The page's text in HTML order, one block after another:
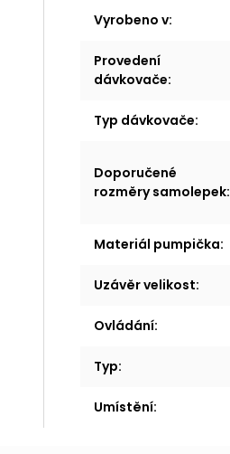
Vyrobeno v:
Provedení
dávkovače:
Typ dávkovače:
Doporučené
rozměry samolepek:
Materiál pumpička:
Uzávěr velikost:
Ovládání:
Typ:
Umístění: